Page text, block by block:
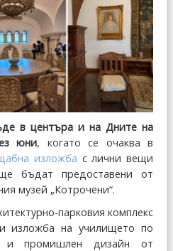
в центъра и на Дните на
юни, когато се очаква в
изложба с лични вещи
бъдат предоставени от
музей „Котрочени“.
парковия комплекс
изложба на училището по
и промишлен дизайн от